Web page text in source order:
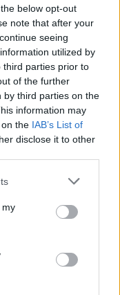
below opt-out
note that after your
seeing
utilized by
third parties prior to
of the further
by third parties on the
information may
the IAB’s List of
disclose it to other
or more Google
You may click to
third-party tags to
in below Google
my
– Το λάθος με το